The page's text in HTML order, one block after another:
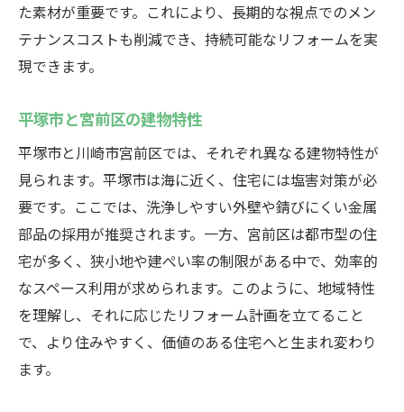
た素材が重要です。これにより、長期的な視点でのメン
テナンスコストも削減でき、持続可能なリフォームを実
現できます。
平塚市と宮前区の建物特性
平塚市と川崎市宮前区では、それぞれ異なる建物特性が
見られます。平塚市は海に近く、住宅には塩害対策が必
要です。ここでは、洗浄しやすい外壁や錆びにくい金属
部品の採用が推奨されます。一方、宮前区は都市型の住
宅が多く、狭小地や建ぺい率の制限がある中で、効率的
なスペース利用が求められます。このように、地域特性
を理解し、それに応じたリフォーム計画を立てること
で、より住みやすく、価値のある住宅へと生まれ変わり
ます。